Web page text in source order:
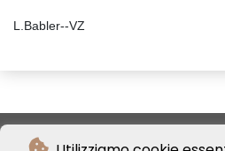
L.Babler--VZ